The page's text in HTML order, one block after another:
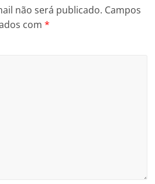
não será publicado. Campos
com*